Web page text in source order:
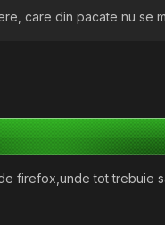
care din pacate nu se
firefox,unde tot trebuie